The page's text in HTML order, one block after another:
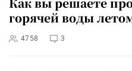
горячей воды
4758 3